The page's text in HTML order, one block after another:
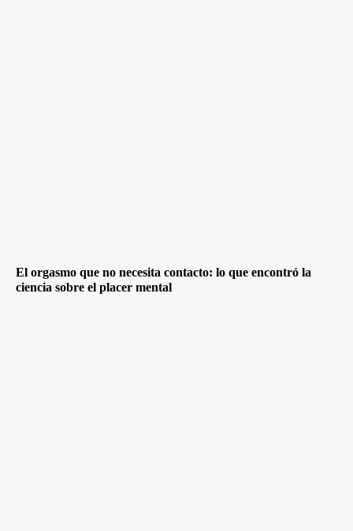
El orgasmo que no necesita contacto: lo que encontró la
ciencia sobre el placer mental